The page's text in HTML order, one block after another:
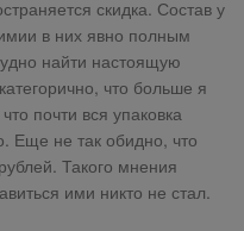
скидка. Состав у
в них явно полным
найти настоящую
что больше я
почти вся упаковка
Еще не так обидно, что
Такого мнения
ими никто не стал.